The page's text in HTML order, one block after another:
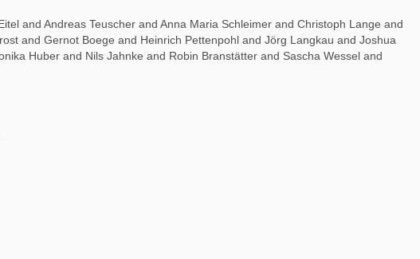
and Andreas Teuscher and Anna Maria Schleimer and Christoph Lange and
and Gernot Boege and Heinrich Pettenpohl and Jörg Langkau and Joshua
Huber and Nils Jahnke and Robin Branstätter and Sascha Wessel and